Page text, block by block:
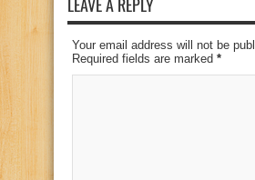
Your email address will not be
Required fields are marked *